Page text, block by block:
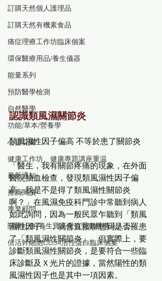
訂購天然個人護理品
訂購天然有機素食品
痛症理療工作坊臨床個案
環保醫療用品/養生儀器
能量系列
預防醫學檢測
自然醫學
功能/草本/營養學
心靈花園
健康工作坊、健康專題講座重温
最新通知
推薦閱讀
專業顧問
關愛社會[養生寶高電位受惠機構及人士]
倍活幹細胞CD34活性蛋白臨床個案
認識類風濕關節炎
類風濕性因子偏高 不等於患了關節炎
「醫生，我有關節疼痛的現象，在外面
醫院抽血檢查，發現類風濕性因子偏
高，我是不是得了類風濕性關節炎
啊？」在風濕免疫科門診中常聽到病人
如此詢問，因為一般民眾乍聽到「類風
濕性因子」，就會直接聯想到是否罹患
了「類風濕性關節炎」。但實際上，要
診斷類風濕性關節炎，是要符合一些臨
床診斷及Ｘ光片的證據，當然陽性的類
風濕性因子也是其中一項因素。